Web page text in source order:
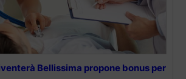
Bellissima propone bonus per